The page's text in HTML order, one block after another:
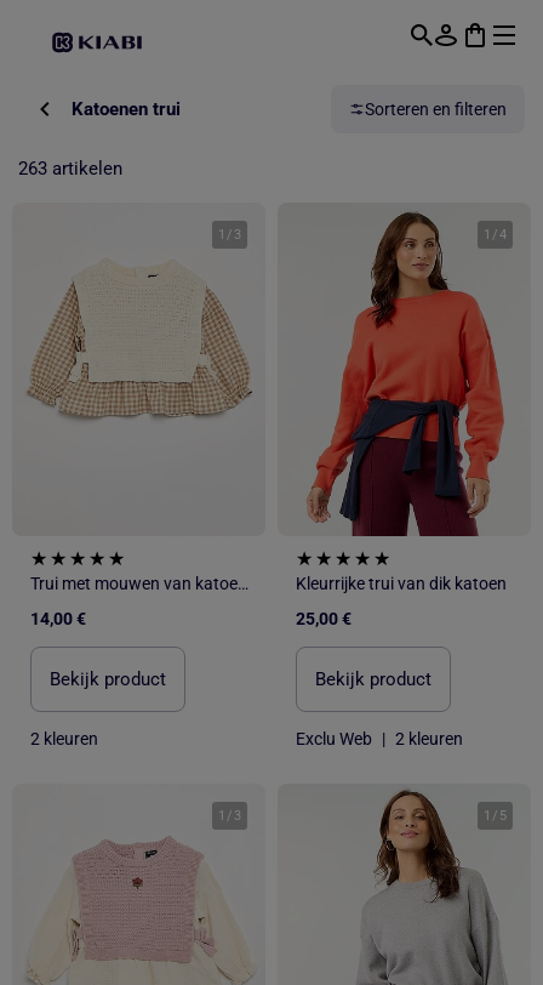
Katoenen trui Sorteren en filteren
263 artikelen
1 / 3
Trui met mouwen van katoenen voile
14,00 €
Bekijk product
2 kleuren
1 /4
Kleurrijke trui van dik katoen
25,00 €
Bekijk product
Exclu Web | 2 kleuren
1 / 3 1 / 5